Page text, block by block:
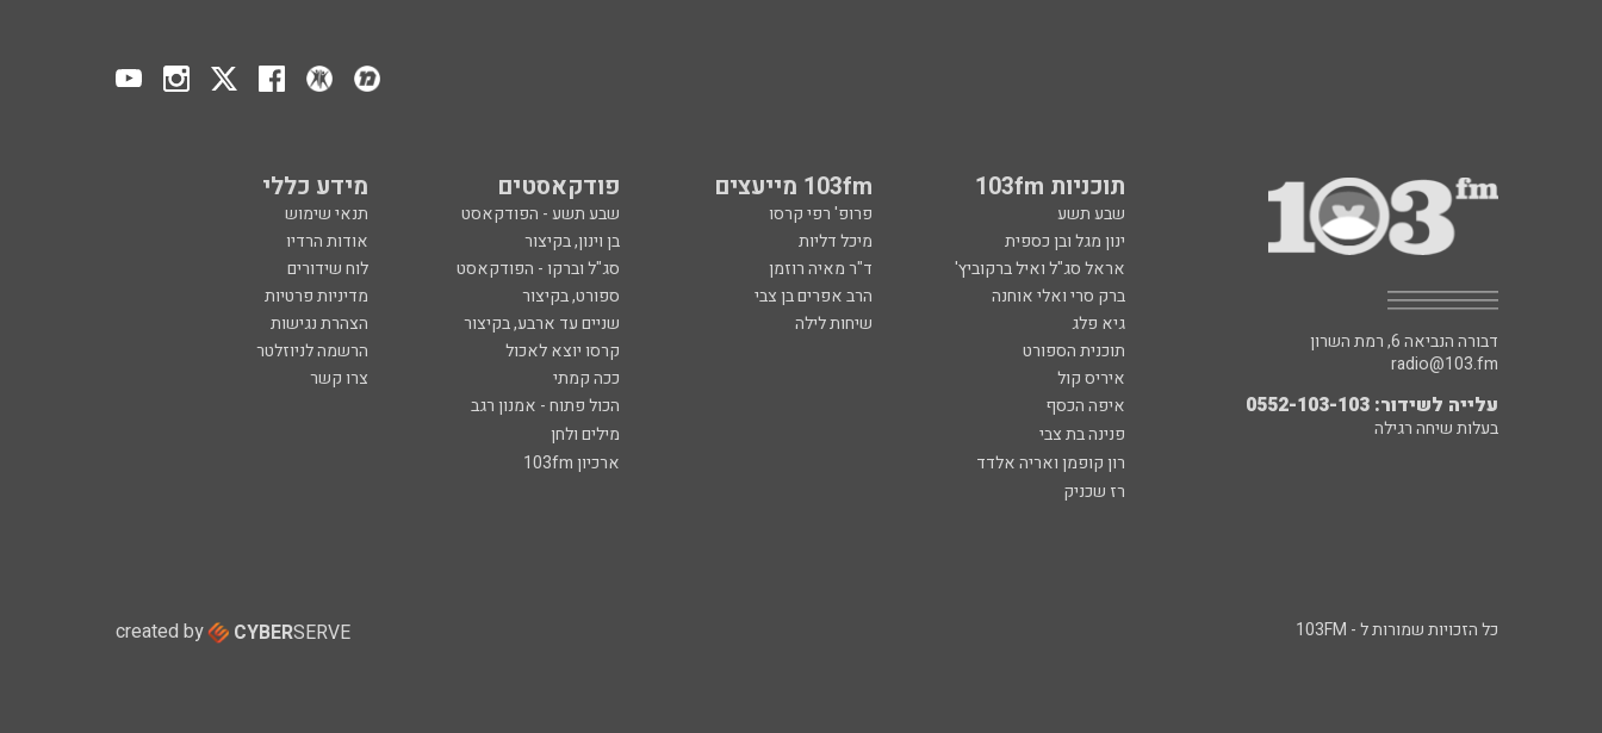
תוכניות 103fm 103fm מייעצים פודקאסטים מידע כללי
שבע תשע פרופ' רפי קרסו שבע תשע - הפודקאסט
תנאי שימוש
ינון מגל ובן כספית
מיכל דליות בן וינון, בקיצור
אודות הרדיו
אראל סג"ל ואיל ברקוביץ'
ד"ר מאיה רוזמן סג"ל וברקו - הפודקאסט
לוח שידורים
ברק סרי ואלי אוחנה
הרב אפרים בן צבי ספורט, בקיצור
מדיניות פרטיות
גיא פלג
שיחות לילה שניים עד ארבע, בקיצור
הצהרת נגישות
תוכנית הספורט
קרסו יוצא לאכול
הרשמה לניוזלטר
איריס קול
ככה קמתי
צרו קשר
איפה הכסף
הכול פתוח - אמנון רגב
פנינה בת צבי
מילים ולחן
רון קופמן ואריה אלדד
ארכיון 103fm
רז שכניק
דבורה הנביאה 6, רמת השרון
radio@103.fm
עלייה לשידור: 0552-103-103
בעלות שיחה רגילה
כל הזכויות שמורות ל - 103FM created by CYBERSERVE